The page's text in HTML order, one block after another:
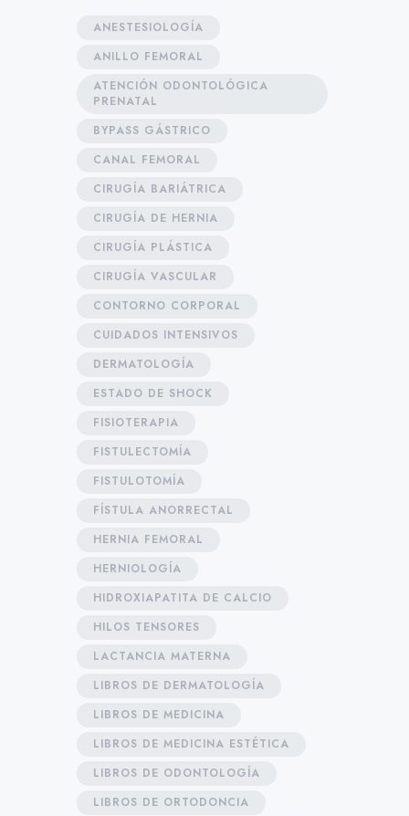
ANESTESIOLOGÍA
ANILLO FEMORAL
ATENCIÓN ODONTOLÓGICA
PRENATAL
BYPASS GÁSTRICO
CANAL FEMORAL
CIRUGÍA BARIÁTRICA
CIRUGÍA DE HERNIA
CIRUGÍA PLÁSTICA
CIRUGÍA VASCULAR
CONTORNO CORPORAL
CUIDADOS INTENSIVOS
DERMATOLOGÍA
ESTADO DE SHOCK
FISIOTERAPIA
FISTULECTOMÍA
FISTULOTOMÍA
FÍSTULA ANORRECTAL
HERNIA FEMORAL
HERNIOLOGÍA
HIDROXIAPATITA DE CALCIO
HILOS TENSORES
LACTANCIA MATERNA
LIBROS DE DERMATOLOGÍA
LIBROS DE MEDICINA
LIBROS DE MEDICINA ESTÉTICA
LIBROS DE ODONTOLOGÍA
LIBROS DE ORTODONCIA